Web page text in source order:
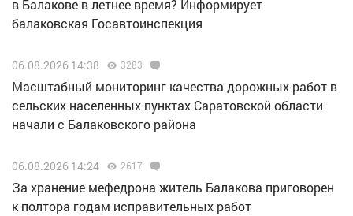
в Балакове в летнее время? Информирует
балаковская Госавтоинспекция
06.08.2026 14:38 3283
Масштабный мониторинг качества дорожных работ в
сельских населенных пунктах Саратовской области
начали с Балаковского района
06.08.2026 14:24 2617
За хранение мефедрона житель Балакова приговорен
к полтора годам исправительных работ